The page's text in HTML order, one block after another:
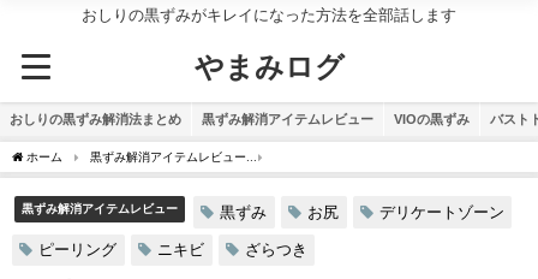
おしりの黒ずみがキレイになった方法を全部話します
やまみログ
おしりの黒ずみ解消法まとめ 黒ずみ解消アイテムレビュー VIOの黒ずみ バスト
ホーム 黒ずみ解消アイテムレビュー
黒ずみ解消アイテムレビュー 黒ずみ お尻 デリケートゾーン
ピーリング ニキビ ざらつき